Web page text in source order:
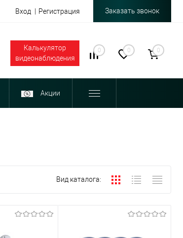
Вход Регистрация Заказать звонок
Калькулятор
видеонаблюдения
0 0 0
Акции
Вид каталога: